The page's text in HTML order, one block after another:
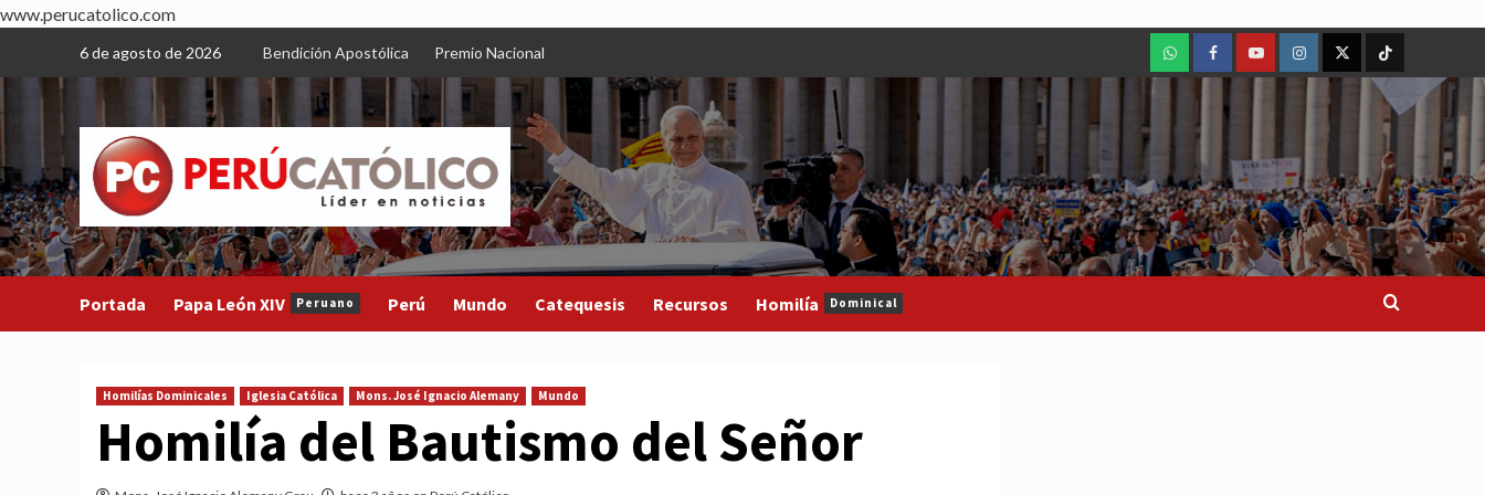
www.perucatolico.com
content
6 de agosto de 2026 Bendición Apostólica Premio Nacional
WhatsAppFacebookYoutubeInstagram
X TikTok
Portada Papa León XIV Peruano Perú Mundo Catequesis Recursos Homilía Dominical
Homilías Dominicales Iglesia Católica Mons. José Ignacio Alemany Mundo
Homilía del Bautismo del Señor